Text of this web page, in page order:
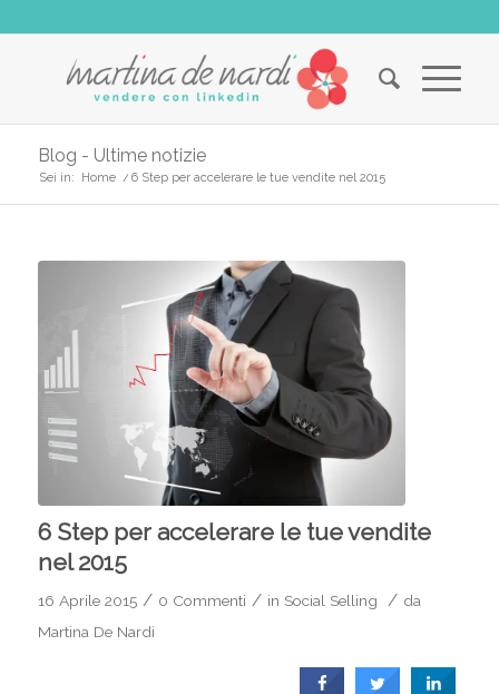
Blog - Ultime notizie
Sei in: Home / 6 Step per accelerare le tue vendite nel 2015
6 Step per accelerare le tue vendite
nel 2015
16 Aprile 2015 / 0 Commenti / in Social Selling / da
Martina De Nardi